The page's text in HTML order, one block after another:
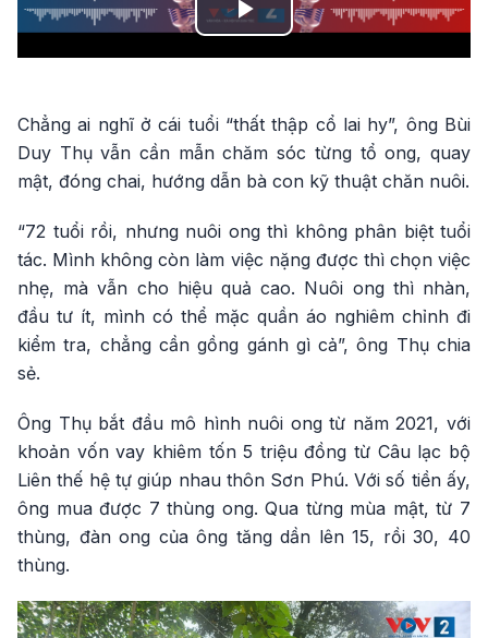
Play
Chẳng ai nghĩ ở cái tuổi “thất thập cổ lai hy”, ông Bùi
Duy Thụ vẫn cần mẫn chăm sóc từng tổ ong, quay
mật, đóng chai, hướng dẫn bà con kỹ thuật chăn nuôi.
“72 tuổi rồi, nhưng nuôi ong thì không phân biệt tuổi
tác. Mình không còn làm việc nặng được thì chọn việc
nhẹ, mà vẫn cho hiệu quả cao. Nuôi ong thì nhàn,
đầu tư ít, mình có thể mặc quần áo nghiêm chỉnh đi
kiểm tra, chẳng cần gồng gánh gì cả”, ông Thụ chia
sẻ.
Ông Thụ bắt đầu mô hình nuôi ong từ năm 2021, với
khoản vốn vay khiêm tốn 5 triệu đồng từ Câu lạc bộ
Liên thế hệ tự giúp nhau thôn Sơn Phú. Với số tiền ấy,
ông mua được 7 thùng ong. Qua từng mùa mật, từ 7
thùng, đàn ong của ông tăng dần lên 15, rồi 30, 40
thùng.